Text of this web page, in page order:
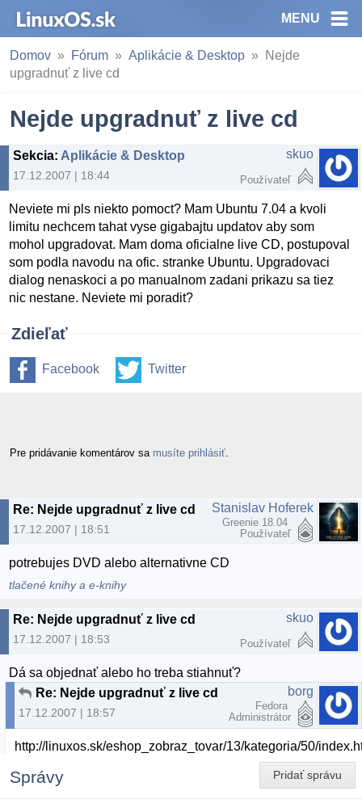
MENU
Domov Fórum Aplikácie & Desktop
Nejde
upgradnuť z live cd
Nejde upgradnuť z live cd
Sekcia: Aplikácie & Desktop
17.12.2007 | 18:44
skuo
Používateľ
Neviete mi pls niekto pomoct? Mam Ubuntu 7.04 a kvoli
limitu nechcem tahat vyse gigabajtu updatov aby som
mohol upgradovat. Mam doma oficialne live CD, postupoval
som podla navodu na ofic. stranke Ubuntu. Upgradovaci
dialog nenaskoci a po manualnom zadani prikazu sa tiez
nic nestane. Neviete mi poradit?
Zdieľať
Facebook Twitter
Pre pridávanie komentárov sa musíte prihlásiť
Re: Nejde upgradnuť z live cd
17.12.2007 | 18:51
Stanislav Hoferek
Greenie 18.04
Používateľ
potrebujes DVD alebo alternativne CD
tlačené knihy a e-knihy
Re: Nejde upgradnuť z live cd
17.12.2007 | 18:53
skuo
Používateľ
Dá sa objednať alebo ho treba stiahnuť?
Re: Nejde upgradnuť z live cd
17.12.2007 | 18:57
borg
Fedora
Administrátor
http://linuxos.sk/eshop_zobraz_tovar/13/kategoria/50/
Pridať správu
Správy